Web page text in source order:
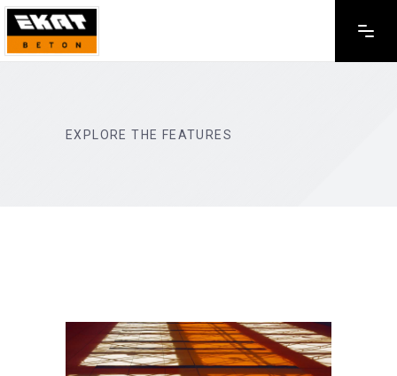
EXPLORE THE FEATURES